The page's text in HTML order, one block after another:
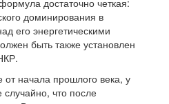
достаточно четкая:
доминирования в
его энергетическими
быть также установлен
начала прошлого века, у
случайно, что после